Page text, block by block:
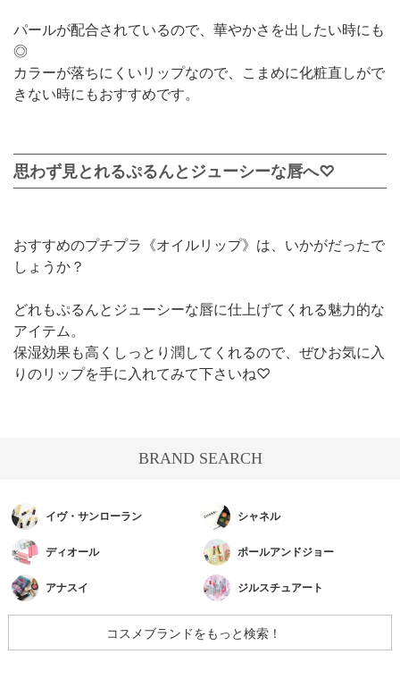
パールが配合されているので、華やかさを出したい時にも
◎
カラーが落ちにくいリップなので、こまめに化粧直しがで
きない時にもおすすめです。
思わず見とれるぷるんとジューシーな唇へ♡
おすすめのプチプラ《オイルリップ》は、いかがだったで
しょうか？
どれもぷるんとジューシーな唇に仕上げてくれる魅力的な
アイテム。
保湿効果も高くしっとり潤してくれるので、ぜひお気に入
りのリップを手に入れてみて下さいね♡
BRAND SEARCH
イヴ・サンローラン シャネル
ディオール ポールアンドジョー
アナスイ ジルスチュアート
コスメブランドをもっと検索！